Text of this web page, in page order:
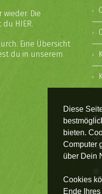
Diese
bieten.
Computer
über Dein
Cookies
Ende
Die
du HIER.
Eine Übersicht
du in unserem
🌸